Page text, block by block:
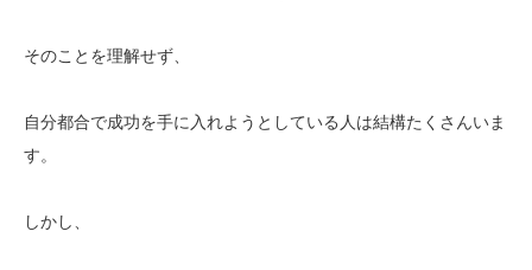
そのことを理解せず、
自分都合で成功を手に入れようとしている人は結構たくさんいま
す。
しかし、